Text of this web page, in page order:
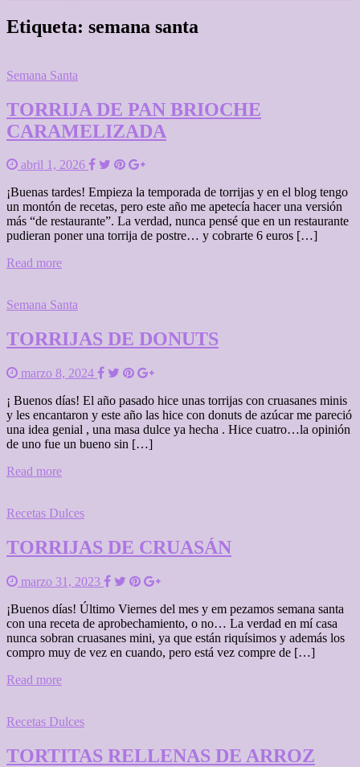
Etiqueta: semana santa
Semana Santa
TORRIJA DE PAN BRIOCHE
CARAMELIZADA
abril 1, 2026
¡Buenas tardes! Empieza la temporada de torrijas y en el blog tengo
un montón de recetas, pero este año me apetecía hacer una versión
más “de restaurante”. La verdad, nunca pensé que en un restaurante
pudieran poner una torrija de postre… y cobrarte 6 euros […]
Read more
Semana Santa
TORRIJAS DE DONUTS
marzo 8, 2024
¡ Buenos días! El año pasado hice unas torrijas con cruasanes minis
y les encantaron y este año las hice con donuts de azúcar me pareció
una idea genial , una masa dulce ya hecha . Hice cuatro…la opinión
de uno fue un bueno sin […]
Read more
Recetas Dulces
TORRIJAS DE CRUASÁN
marzo 31, 2023
¡Buenos días! Último Viernes del mes y em pezamos semana santa
con una receta de aprobechamiento, o no… La verdad en mí casa
nunca sobran cruasanes mini, ya que están riquísimos y además los
compro muy de vez en cuando, pero está vez compre de […]
Read more
Recetas Dulces
TORTITAS RELLENAS DE ARROZ